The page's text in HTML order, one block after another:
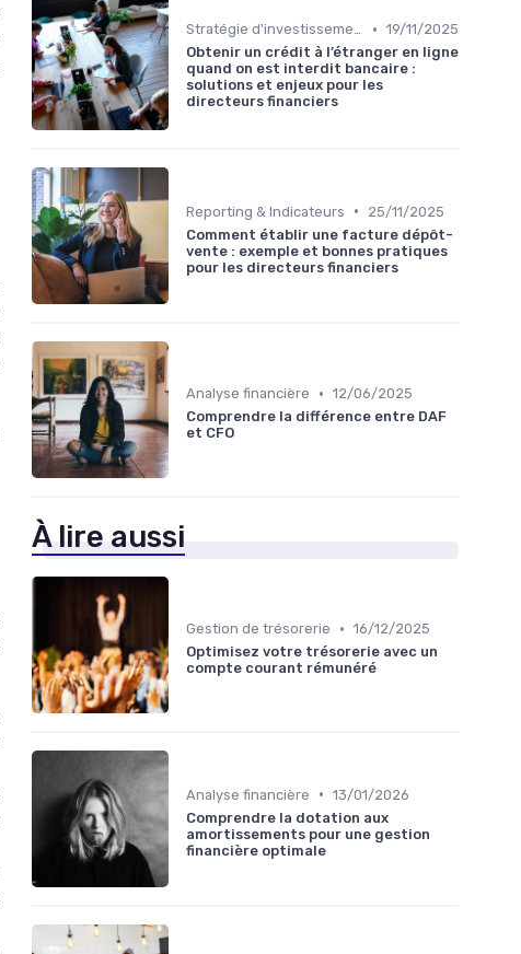
Stratégie d'investissement • 19/11/2025
Obtenir un crédit à l’étranger en ligne
quand on est interdit bancaire :
solutions et enjeux pour les
directeurs financiers
Reporting & Indicateurs •
25/11/2025
Comment établir une facture dépôt-
vente : exemple et bonnes pratiques
pour les directeurs financiers
Analyse financière • 12/06/2025
Comprendre la différence entre DAF
et CFO
À lire aussi
Gestion de trésorerie • 16/12/2025
Optimisez votre trésorerie avec un
compte courant rémunéré
Analyse financière • 13/01/2026
Comprendre la dotation aux
amortissements pour une gestion
financière optimale